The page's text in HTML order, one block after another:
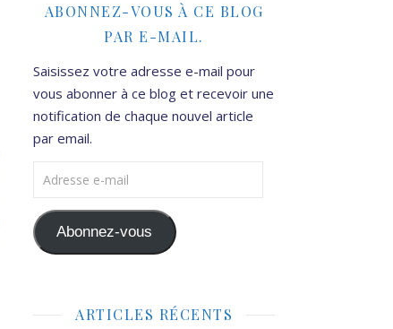
ABONNEZ-VOUS À CE BLOG
PAR E-MAIL.
Saisissez votre adresse e-mail pour
vous abonner à ce blog et recevoir une
notification de chaque nouvel article
par email.
Adresse e-mail
Abonnez-vous
ARTICLES RÉCENTS